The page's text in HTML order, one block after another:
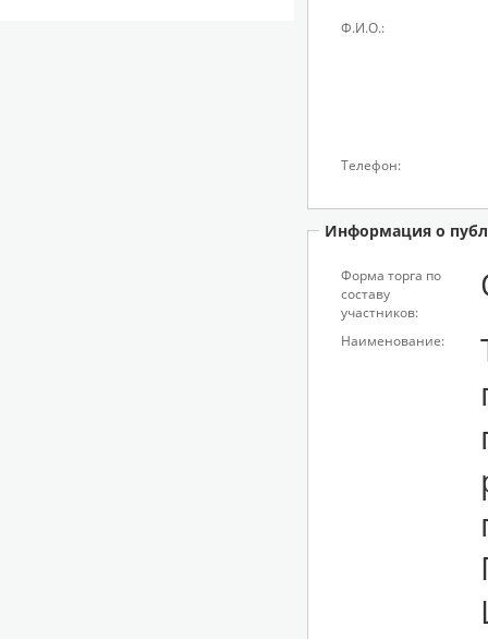
Ф.И.О.:
Телефон:
Информация о
Форма торга по
составу
участников:
Наименование: